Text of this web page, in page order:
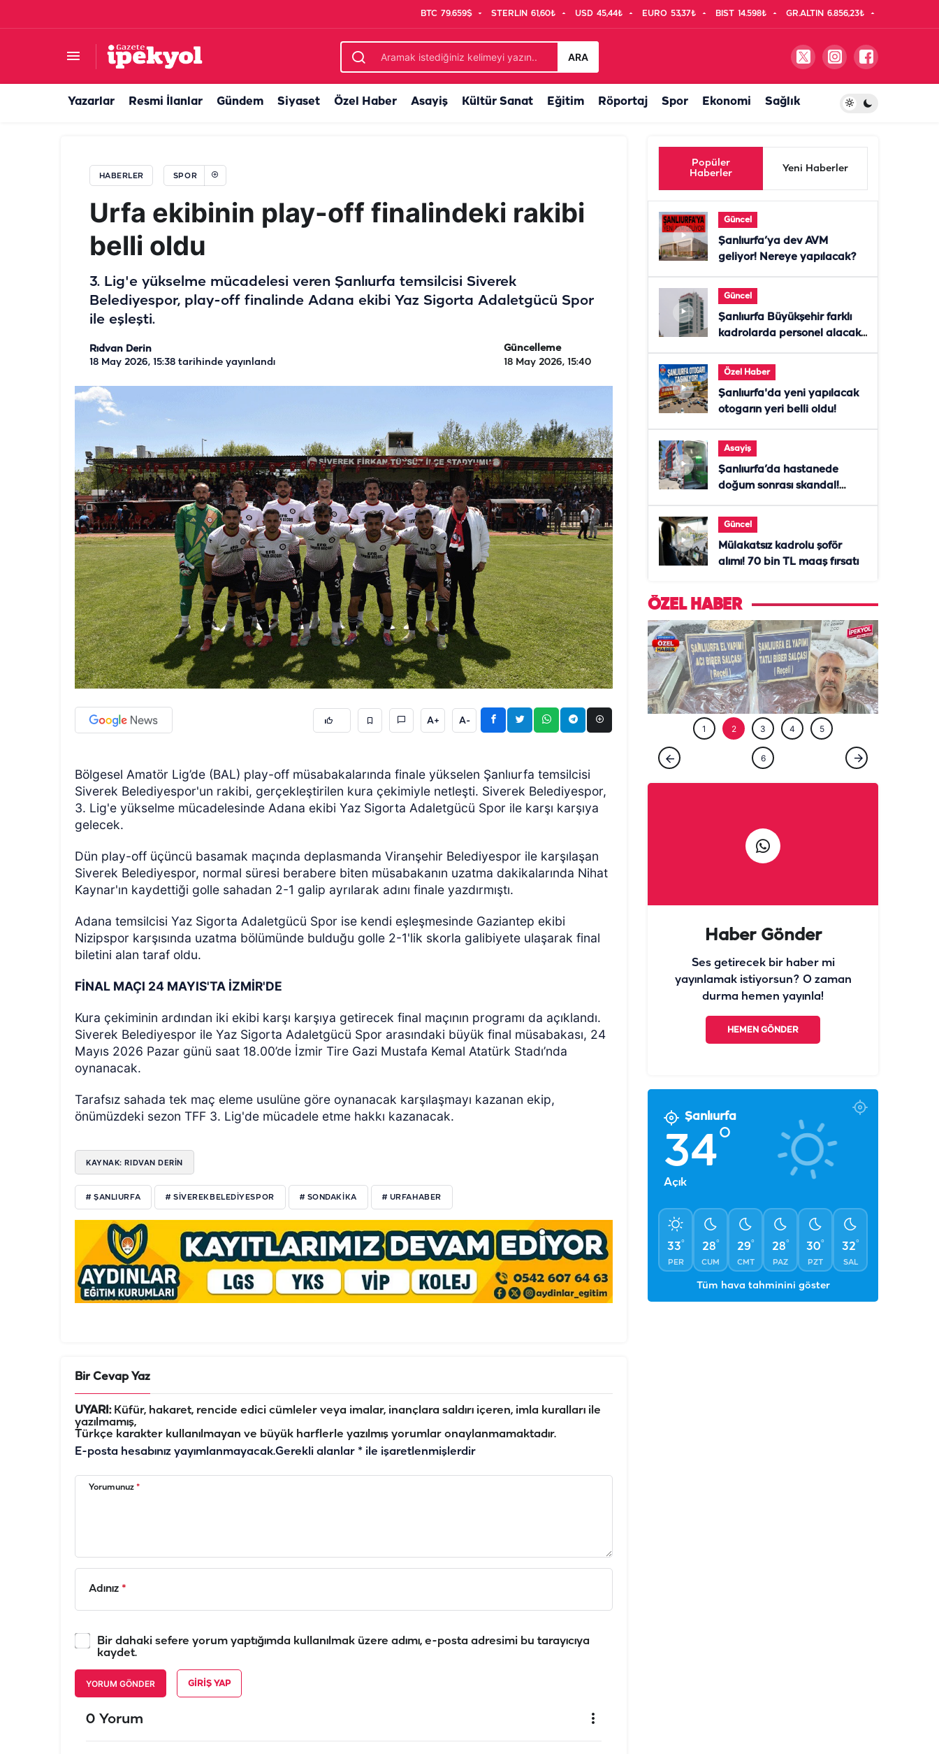
BTC 79.659$ STERLIN 61,60₺ USD 45,44₺ EURO 53,37₺ BIST 14.598₺ GR.ALTIN 6.856,23₺
ARA
Yazarlar Resmi İlanlar Gündem Siyaset Özel Haber Asayiş Kültür Sanat Eğitim Röportaj Spor Ekonomi Sağlık
HABERLER SPOR
Urfa ekibinin play-off finalindeki rakibi
belli oldu
3. Lig'e yükselme mücadelesi veren Şanlıurfa temsilcisi Siverek
Belediyespor, play-off finalinde Adana ekibi Yaz Sigorta Adaletgücü Spor
ile eşleşti.
Rıdvan Derin
18 May 2026, 15:38 tarihinde yayınlandı
Güncelleme
18 May 2026, 15:40
A+ A-
Bölgesel Amatör Lig’de (BAL) play-off müsabakalarında finale yükselen Şanlıurfa temsilcisi
Siverek Belediyespor'un rakibi, gerçekleştirilen kura çekimiyle netleşti. Siverek Belediyespor,
3. Lig'e yükselme mücadelesinde Adana ekibi Yaz Sigorta Adaletgücü Spor ile karşı karşıya
gelecek.
Dün play-off üçüncü basamak maçında deplasmanda Viranşehir Belediyespor ile karşılaşan
Siverek Belediyespor, normal süresi berabere biten müsabakanın uzatma dakikalarında Nihat
Kaynar'ın kaydettiği golle sahadan 2-1 galip ayrılarak adını finale yazdırmıştı.
Adana temsilcisi Yaz Sigorta Adaletgücü Spor ise kendi eşleşmesinde Gaziantep ekibi
Nizipspor karşısında uzatma bölümünde bulduğu golle 2-1'lik skorla galibiyete ulaşarak final
biletini alan taraf oldu.
FİNAL MAÇI 24 MAYIS'TA İZMİR'DE
Kura çekiminin ardından iki ekibi karşı karşıya getirecek final maçının programı da açıklandı.
Siverek Belediyespor ile Yaz Sigorta Adaletgücü Spor arasındaki büyük final müsabakası, 24
Mayıs 2026 Pazar günü saat 18.00’de İzmir Tire Gazi Mustafa Kemal Atatürk Stadı’nda
oynanacak.
Tarafsız sahada tek maç eleme usulüne göre oynanacak karşılaşmayı kazanan ekip,
önümüzdeki sezon TFF 3. Lig'de mücadele etme hakkı kazanacak.
KAYNAK: RIDVAN DERİN
# ŞANLIURFA # SIVEREKBELEDIYESPOR # SONDAKIKA # URFAHABER
Bir Cevap Yaz
UYARI:Küfür, hakaret, rencide edici cümleler veya imalar, inançlara saldırı içeren, imla kuralları ile
yazılmamış,
Türkçe karakter kullanılmayan ve büyük harflerle yazılmış yorumlar onaylanmamaktadır.
E-posta hesabınız yayımlanmayacak.Gerekli alanlar * ile işaretlenmişlerdir
Yorumunuz *
Adınız *
Bir dahaki sefere yorum yaptığımda kullanılmak üzere adımı, e-posta adresimi bu tarayıcıya
kaydet.
YORUM GÖNDER GIRIŞ YAP
0 Yorum
Popüler
Haberler
Yeni Haberler
Güncel
Şanlıurfa’ya dev AVM
geliyor! Nereye yapılacak?
Güncel
Şanlıurfa Büyükşehir farklı
kadrolarda personel alacak!
Özel Haber
Şanlıurfa'da yeni yapılacak
otogarın yeri belli oldu!
Asayiş
Şanlıurfa’da hastanede
doğum sonrası skandal!
Güncel
Mülakatsız kadrolu şoför
alımı! 70 bin TL maaş fırsatı
ÖZEL HABER
ÖZEL HABER
Gurbetçi talebi Urfa esnafına sezonu
1 2 3 4 5
6
Haber Gönder
Ses getirecek bir haber mi
yayınlamak istiyorsun? O zaman
durma hemen yayınla!
HEMEN GÖNDER
Şanlıurfa
34°
Açık
33°
PER
28°
CUM
29°
CMT
28°
PAZ
30°
PZT
32°
SAL
Tüm hava tahminini göster